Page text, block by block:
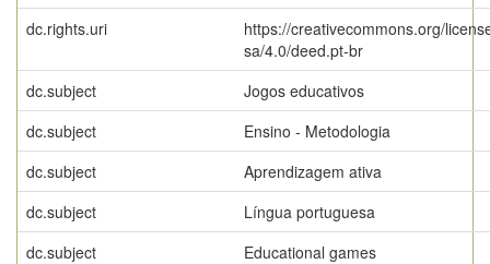
dc.rights.uri
https://creativecommons.org/
sa/4.0/deed.pt-br
dc.subject
Jogos educativos
dc.subject
Ensino - Metodologia
dc.subject
Aprendizagem ativa
dc.subject
Língua portuguesa
dc.subject
Educational games